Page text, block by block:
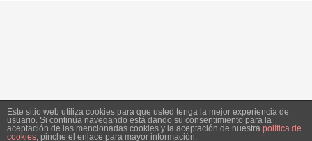
Siente Jerez 2020. Publicación bajo licencia CC
Este sitio web utiliza cookies para que usted tenga la mejor experiencia de
usuario. Si continúa navegando está dando su consentimiento para la
aceptación de las mencionadas cookies y la aceptación de nuestra política de
cookies, pinche el enlace para mayor información.